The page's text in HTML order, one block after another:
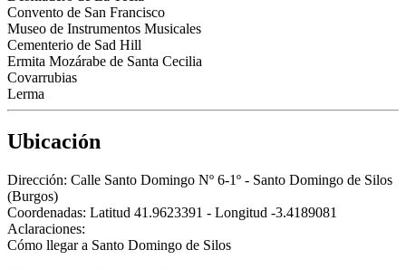
Convento de San Francisco
Museo de Instrumentos Musicales
Cementerio de Sad Hill
Ermita Mozárabe de Santa Cecilia
Covarrubias
Lerma
Ubicación
Dirección: Calle Santo Domingo Nº 6-1º - Santo Domingo de Silos
(Burgos)
Coordenadas: Latitud 41.9623391 - Longitud -3.4189081
Aclaraciones:
Cómo llegar a Santo Domingo de Silos